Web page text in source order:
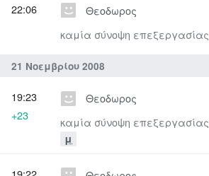
Θεοδωρος
καμία σύνοψη επεξεργασίας
22:06
21 Νοεμβρίου 2008
Θεοδωρος
καμία σύνοψη επεξεργασίας
μ
19:23
+23